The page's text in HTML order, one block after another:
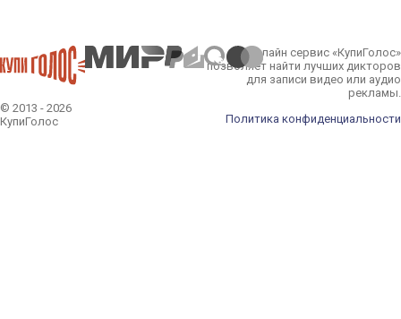
© 2013 - 2026
КупиГолос
Онлайн сервис «КупиГолос»
позволяет найти лучших дикторов
для записи видео или аудио
рекламы.
Политика конфиденциальности